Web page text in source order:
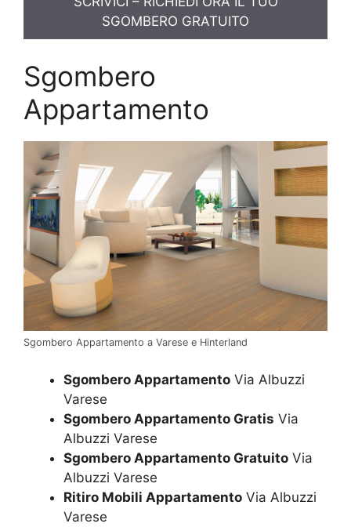
SGOMBERO GRATUITO
Sgombero
Appartamento
Sgombero Appartamento a Varese e Hinterland
Sgombero Appartamento Via Albuzzi
Varese
Sgombero Appartamento Gratis Via
Albuzzi Varese
Sgombero Appartamento Gratuito Via
Albuzzi Varese
Ritiro Mobili Appartamento Via Albuzzi
Varese